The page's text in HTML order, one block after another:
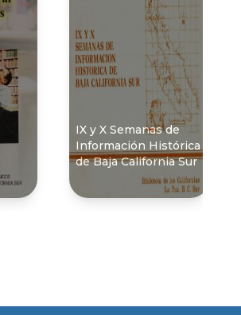
IX y X Semanas de
Información Histórica
de Baja California Sur